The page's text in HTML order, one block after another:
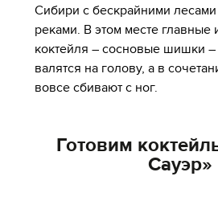
Сибири с бескрайними
реками. В этом месте главные
коктейля – сосновые шишки –
валятся на голову, а в
вовсе сбивают с ног.
Готовим
Сауэр»